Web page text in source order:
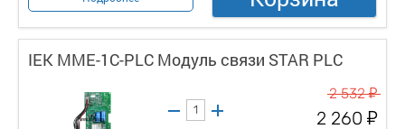
IEK MME-1C-PLC Модуль связи STAR PLC
2 532у
2 260 у